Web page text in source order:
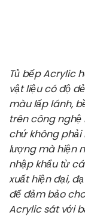
Tủ bếp Acrylic
vật liệu có độ
màu lấp lánh,
trên công
chứ không
lượng mà hiện
nhập khẩu từ
xuất hiện đại,
để đảm bảo
Acrylic sát với